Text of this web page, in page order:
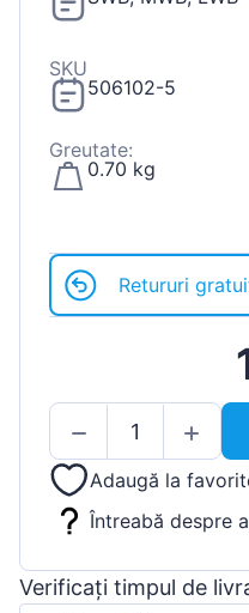
SKU
506102-5
Greutate:
0.70 kg
Retururi
Adaugă la
Întreabă despre
Verificați timpul de